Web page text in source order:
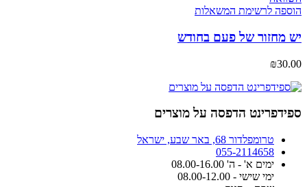
מספר
ניתן
לבחור
בעמוד
המוצר
הוספה לרשימת המשאלות
יש מחזור של פעם בחודש
₪30.00
ספידפרינט הדפסה על מוצרים
טרומפלדור 68, באר שבע, ישראל
055-2114658
ימים א' - ה' 08.00-16.00
ימי שישי - 08.00-12.00